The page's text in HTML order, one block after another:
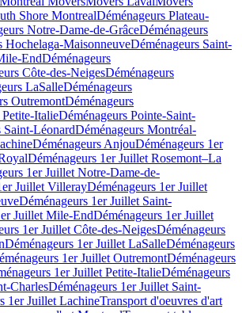
Shore MontrealDéménageurs Plateau-
Notre-Dame-de-GrâceDéménageurs
Hochelaga-MaisonneuveDéménageurs Saint-
EndDéménageurs
Côte-des-NeigesDéménageurs
LaSalleDéménageurs
OutremontDéménageurs
ItalieDéménageurs Pointe-Saint-
Saint-LéonardDéménageurs Montréal-
Déménageurs AnjouDéménageurs 1er
Déménageurs 1er Juillet Rosemont–La
1er Juillet Notre-Dame-de-
Juillet VillerayDéménageurs 1er Juillet
Déménageurs 1er Juillet Saint-
Juillet Mile-EndDéménageurs 1er Juillet
1er Juillet Côte-des-NeigesDéménageurs
Déménageurs 1er Juillet LaSalleDéménageurs
1er Juillet OutremontDéménageurs
1er Juillet Petite-ItalieDéménageurs
CharlesDéménageurs 1er Juillet Saint-
1er Juillet LachineTransport d'oeuvres d'art